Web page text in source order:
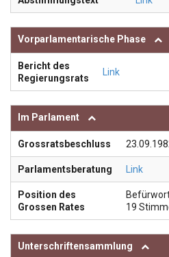
Vorparlamentarische Phase
Bericht des
Regierungsrats
Link
Im Parlament
Grossratsbeschluss
Parlamentsberatung Link
Position des
Grossen Rates
19
Unterschriftensammlung